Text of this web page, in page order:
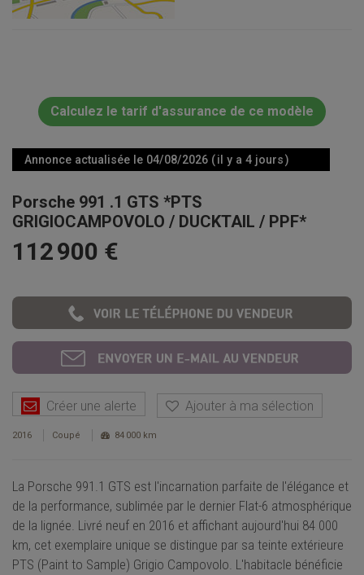
Calculez le tarif d'assurance de ce modèle
Annonce actualisée le 04/08/2026 ( il y a 4 jours )
Porsche 991 .1 GTS *PTS
GRIGIOCAMPOVOLO / DUCKTAIL / PPF*
112 900 €
Créer une alerte Ajouter à ma sélection
2016 Coupé 84 000 km
La Porsche 991.1 GTS est l'incarnation parfaite de l'élégance et
de la performance, sublimée par le dernier Flat-6 atmosphérique
de la lignée. Livré neuf en 2016 et affichant aujourd'hui 84 000
km, cet exemplaire unique se distingue par sa teinte extérieure
PTS (Paint to Sample) Grigio Campovolo. L'habitacle bénéficie